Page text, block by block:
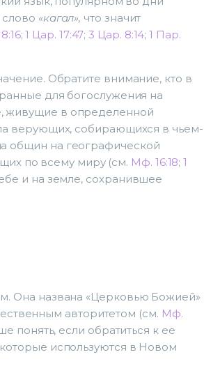
«кагал», что значит
;1 Цар. 17:47;3 Цар. 8:14;1 Пар.
Обратите внимание, кто в
для богослужения на
живущие в определенной
верующих, собирающихся в чьем-
общин на географической
по всему миру (см. Мф. 16:18;1
и на земле, сохранившее
Она названа «Церковью Божией»
авторитетом (см. Мф.
понять, если обратиться к ее
используются в Новом